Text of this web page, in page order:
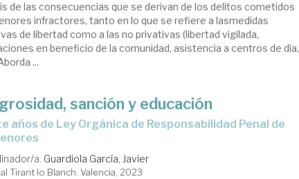
de las consecuencias que se derivan de los delitos cometidos
infractores, tanto en lo que se refiere a lasmedidas
de libertad como a las no privativas (libertad vigilada,
en beneficio de la comunidad, asistencia a centros de día,
...
sanción y educación
a. Guardiola García, Javier
Tirant lo Blanch. Valencia, 2023